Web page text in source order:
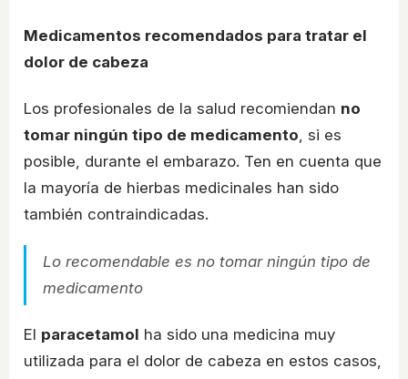
Medicamentos recomendados para tratar el
dolor de cabeza
Los profesionales de la salud recomiendan no
tomar ningún tipo de medicamento, si es
posible, durante el embarazo. Ten en cuenta que
la mayoría de hierbas medicinales han sido
también contraindicadas.
Lo recomendable es no tomar ningún tipo de
medicamento
El paracetamol ha sido una medicina muy
utilizada para el dolor de cabeza en estos casos,